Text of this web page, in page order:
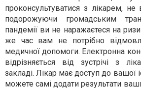
проконсультуватися з лікарем,
подорожуючи громадським
пандемії ви не наражаєтеся на
же час вам не потрібно
медичної допомоги. Електронна
відрізняється від зустрічі з
закладі. Лікар має доступ до вашої
можете самі додати результати